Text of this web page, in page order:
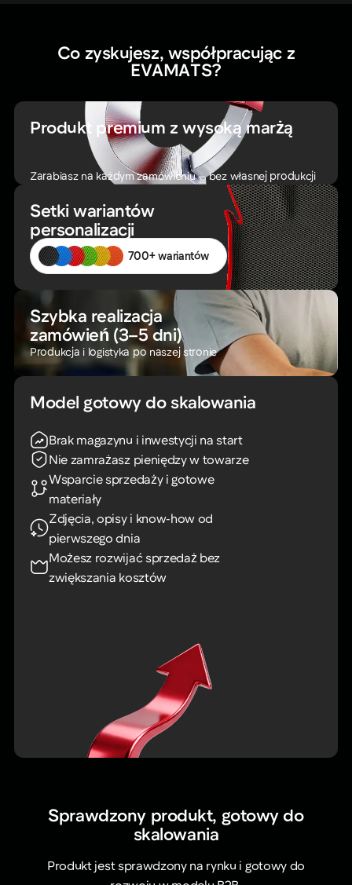
Co zyskujesz, współpracując z
EVAMATS?
Produkt premium z wysoką marżą
Zarabiasz na każdym zamówieniu — bez własnej produkcji
Setki wariantów
personalizacji
700+ wariantów
Szybka realizacja
zamówień (3–5 dni)
Produkcja i logistyka po naszej stronie
Model gotowy do skalowania
Brak magazynu i inwestycji na start
Nie zamrażasz pieniędzy w towarze
Wsparcie sprzedaży i gotowe
materiały
Zdjęcia, opisy i know-how od
pierwszego dnia
Możesz rozwijać sprzedaż bez
zwiększania kosztów
Sprawdzony produkt, gotowy do
skalowania
Produkt jest sprawdzony na rynku i gotowy do